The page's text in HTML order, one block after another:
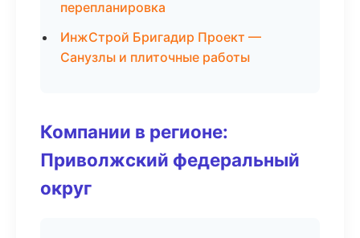
перепланировка
ИнжСтрой Бригадир Проект —
Санузлы и плиточные работы
Компании в регионе:
Приволжский федеральный
округ